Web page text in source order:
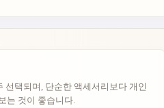
선택되며, 단순한 액세서리보다 개인
는 것이 좋습니다.